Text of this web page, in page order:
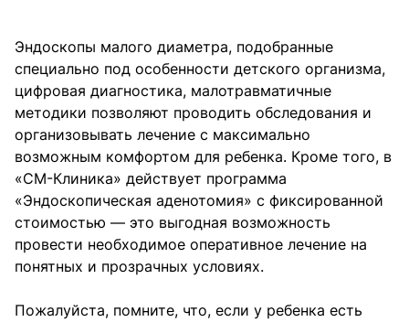
Эндоскопы малого диаметра, подобранные
специально под особенности детского организма,
цифровая диагностика, малотравматичные
методики позволяют проводить обследования и
организовывать лечение с максимально
возможным комфортом для ребенка. Кроме того, в
«СМ-Клиника» действует программа
«Эндоскопическая аденотомия» с фиксированной
стоимостью — это выгодная возможность
провести необходимое оперативное лечение на
понятных и прозрачных условиях.
Пожалуйста, помните, что, если у ребенка есть